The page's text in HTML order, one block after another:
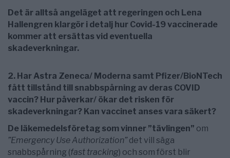
Det är alltså angeläget att regeringen och Lena
Hallengren klargör i detalj hur Covid-19 vaccinerade
kommer att ersättas vid eventuella
skadeverkningar.
2. Har Astra Zeneca/ Moderna samt Pfizer/BioNTech
fått tillstånd till snabbspårning av deras COVID
vaccin? Hur påverkar/ ökar det risken för
skadeverkningar? Kan vaccinet anses vara säkert?
De läkemedelsföretag som vinner ”tävlingen” om
”Emergency Use Authorization”det vill säga
snabbspårning (fast tracking) och som först blir